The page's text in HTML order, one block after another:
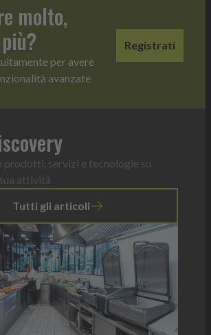
molto,
per avere
avanzate
Registrati
prodotti, servizi e tecnologie su
attività
Tutti gli articoli